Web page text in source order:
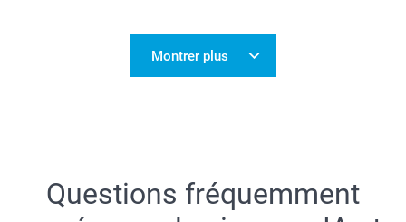
Montrer plus
Questions fréquemment